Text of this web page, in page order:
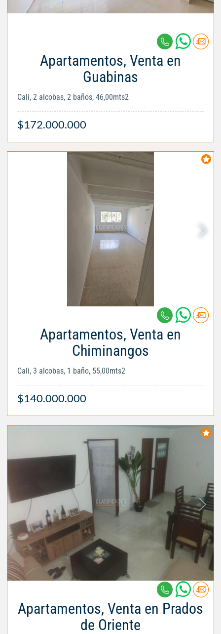
Apartamentos, Venta en
Guabinas
Cali, 2 alcobas, 2 baños, 46,00mts2
$172.000.000
Apartamentos, Venta en
Chiminangos
Cali, 3 alcobas, 1 baño, 55,00mts2
$140.000.000
Apartamentos, Venta en Prados
de Oriente